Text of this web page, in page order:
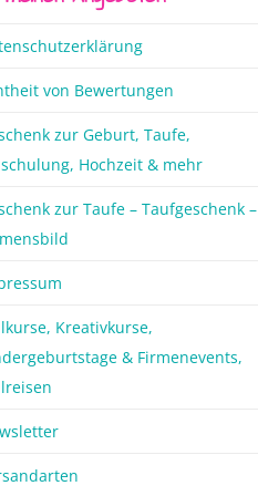
von Bewertungen
zur Geburt, Taufe,
Hochzeit & mehr
zur Taufe – Taufgeschenk –
Kreativkurse,
& Firmenevents,